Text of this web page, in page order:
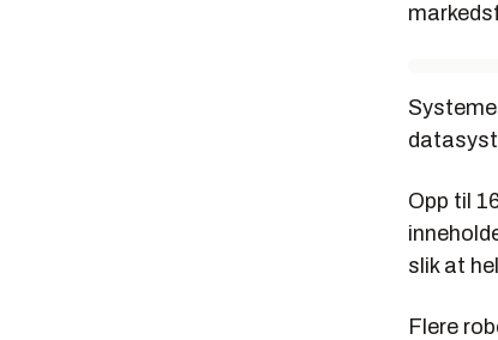
Opp til
slik at
Flere